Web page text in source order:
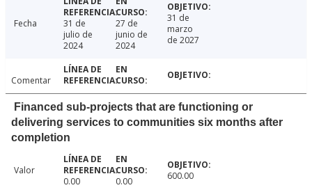
Fecha
31 de
julio de
2024
27 de
junio de
2024
31 de
marzo
de 2027
Comentar
Financed sub-projects that are functioning or
delivering services to communities six months after
completion
Valor
0.00
0.00 600.00